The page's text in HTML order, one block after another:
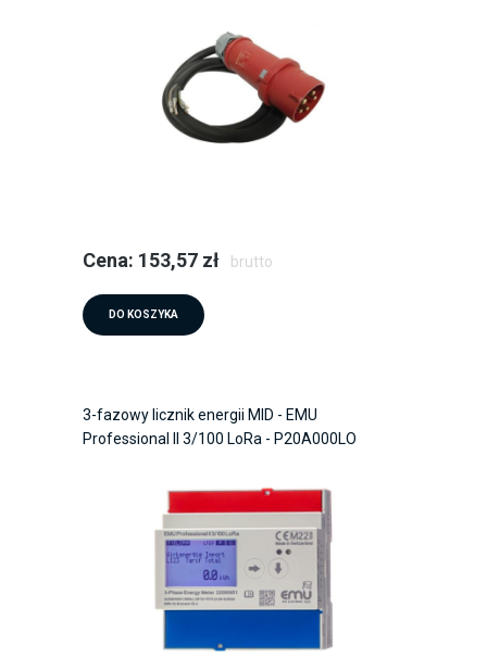
Cena: 153,57 zł brutto
DO KOSZYKA
3-fazowy licznik energii MID - EMU
Professional II 3/100 LoRa - P20A000LO